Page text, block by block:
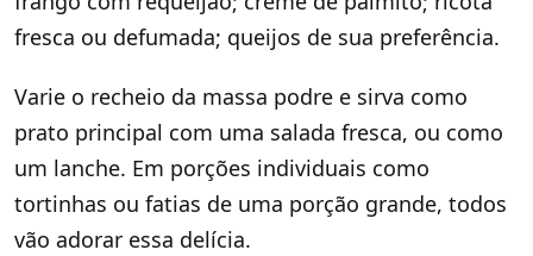
fresca ou defumada; queijos de sua preferência.
Varie o recheio da massa podre e sirva como
prato principal com uma salada fresca, ou como
um lanche. Em porções individuais como
tortinhas ou fatias de uma porção grande, todos
vão adorar essa delícia.